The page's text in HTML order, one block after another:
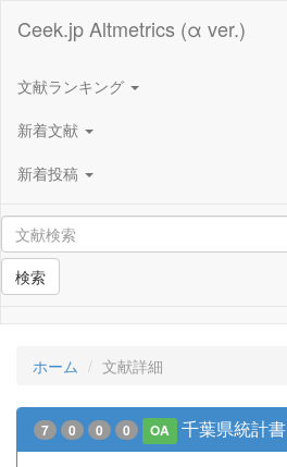
Ceek.jp Altmetrics (α ver.)
文献ランキング
新着文献
新着投稿
検索
ホーム 文献詳細
7 0 0 0 OA 千葉県統計書